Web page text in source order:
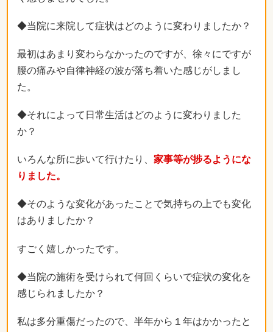
◆当院に来院して症状はどのように変わりましたか？
最初はあまり変わらなかったのですが、徐々にですが
腰の痛みや自律神経の波が落ち着いた感じがしまし
た。
◆それによって日常生活はどのように変わりました
か？
いろんな所に歩いて行けたり、 家事等が捗るようにな
りました。
◆そのような変化があったことで気持ちの上でも変化
はありましたか？
すごく嬉しかったです。
◆当院の施術を受けられて何回くらいで症状の変化を
感じられましたか？
私は多分重傷だったので、半年から１年はかかったと